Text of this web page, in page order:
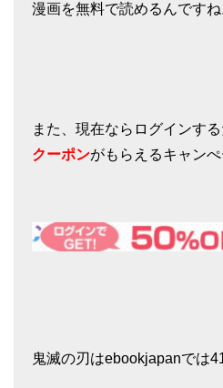
漫画を無料で読めるんですね
また、現在ならログインす
クーポンがもらえるキャン
鬼滅の刃はebookjapanでは